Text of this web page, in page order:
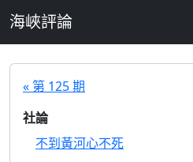
海峽評論
« 第 125 期
社論
不到黃河心不死